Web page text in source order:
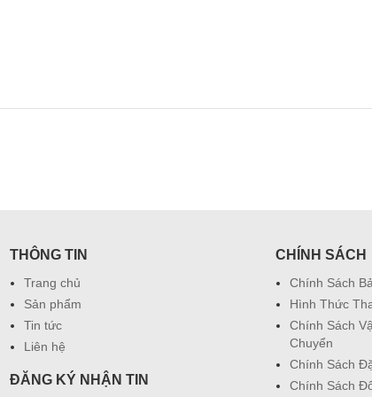
THÔNG TIN
Trang chủ
Sản phẩm
Tin tức
Liên hệ
ĐĂNG KÝ NHẬN TIN
CHÍNH SÁCH
Chính Sách
Hình Thức
Chính Sách
Chuyển
Chính Sách
Chính Sách